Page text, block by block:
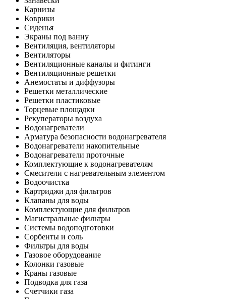
Карнизы
Коврики
Сиденья
Экраны под ванну
Вентиляция, вентиляторы
Вентиляторы
Вентиляционные каналы и фитинги
Вентиляционные решетки
Анемостаты и диффузоры
Решетки металлические
Решетки пластиковые
Торцевые площадки
Рекуператоры воздуха
Водонагреватели
Арматура безопасности водонагревателя
Водонагреватели накопительные
Водонагреватели проточные
Комплектующие к водонагревателям
Смесители с нагревательным элементом
Водоочистка
Картриджи для фильтров
Клапаны для воды
Комплектующие для фильтров
Магистральные фильтры
Системы водоподготовки
Сорбенты и соль
Фильтры для воды
Газовое оборудование
Колонки газовые
Краны газовые
Подводка для газа
Счетчики газа